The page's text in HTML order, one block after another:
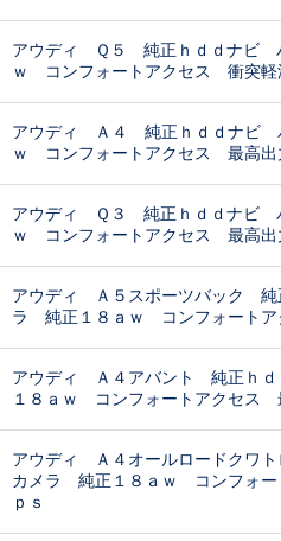
アウディ Ｑ５ 純正ｈｄｄナビ
ｗ コンフォートアクセス 衝突軽
アウディ Ａ４ 純正ｈｄｄナビ
ｗ コンフォートアクセス 最高出
アウディ Ｑ３ 純正ｈｄｄナビ
ｗ コンフォートアクセス 最高出
アウディ Ａ５スポーツバック 純
ラ 純正１８ａｗ コンフォートア
アウディ Ａ４アバント 純正ｈ
１８ａｗ コンフォートアクセス
アウディ Ａ４オールロードクワ
カメラ 純正１８ａｗ コンフォー
ｐｓ